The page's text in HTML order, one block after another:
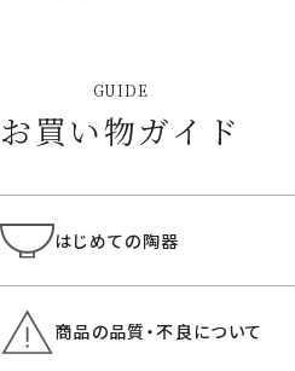
GUIDE
お買い物ガイド
はじめての陶器
商品の品質・不良について